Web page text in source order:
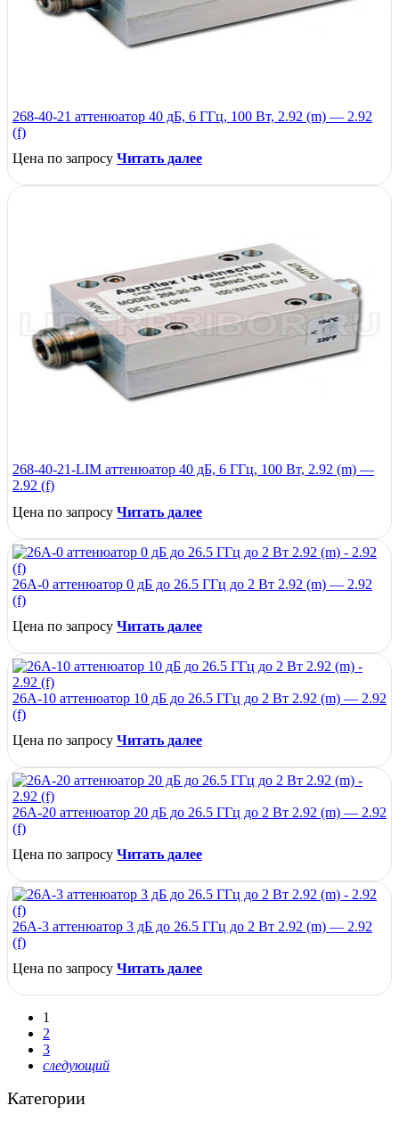
268-40-21 аттенюатор 40 дБ, 6 ГГц, 100 Вт, 2.92 (m) — 2.92
(f)
Цена по запросу Читать далее
268-40-21-LIM аттенюатор 40 дБ, 6 ГГц, 100 Вт, 2.92 (m) —
2.92 (f)
Цена по запросу Читать далее
26A-0 аттенюатор 0 дБ до 26.5 ГГц до 2 Вт 2.92 (m) — 2.92
(f)
Цена по запросу Читать далее
26A-10 аттенюатор 10 дБ до 26.5 ГГц до 2 Вт 2.92 (m) — 2.92
(f)
Цена по запросу Читать далее
26A-20 аттенюатор 20 дБ до 26.5 ГГц до 2 Вт 2.92 (m) — 2.92
(f)
Цена по запросу Читать далее
26A-3 аттенюатор 3 дБ до 26.5 ГГц до 2 Вт 2.92 (m) — 2.92
(f)
Цена по запросу Читать далее
1
2
3
следующий
Категории